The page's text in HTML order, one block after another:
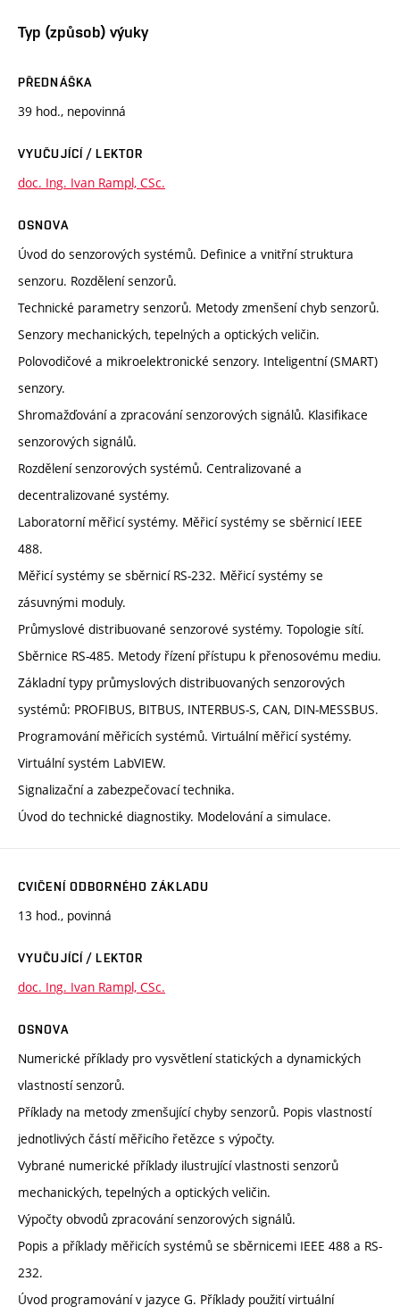
Typ (způsob) výuky
PŘEDNÁŠKA
39 hod., nepovinná
VYUČUJÍCÍ / LEKTOR
doc. Ing. Ivan Rampl, CSc.
OSNOVA
Úvod do senzorových systémů. Definice a vnitřní struktura
senzoru. Rozdělení senzorů.
Technické parametry senzorů. Metody zmenšení chyb senzorů.
Senzory mechanických, tepelných a optických veličin.
Polovodičové a mikroelektronické senzory. Inteligentní (SMART)
senzory.
Shromažďování a zpracování senzorových signálů. Klasifikace
senzorových signálů.
Rozdělení senzorových systémů. Centralizované a
decentralizované systémy.
Laboratorní měřicí systémy. Měřicí systémy se sběrnicí IEEE
488.
Měřicí systémy se sběrnicí RS-232. Měřicí systémy se
zásuvnými moduly.
Průmyslové distribuované senzorové systémy. Topologie sítí.
Sběrnice RS-485. Metody řízení přístupu k přenosovému mediu.
Základní typy průmyslových distribuovaných senzorových
systémů: PROFIBUS, BITBUS, INTERBUS-S, CAN, DIN-MESSBUS.
Programování měřicích systémů. Virtuální měřicí systémy.
Virtuální systém LabVIEW.
Signalizační a zabezpečovací technika.
Úvod do technické diagnostiky. Modelování a simulace.
CVIČENÍ ODBORNÉHO ZÁKLADU
13 hod., povinná
VYUČUJÍCÍ / LEKTOR
doc. Ing. Ivan Rampl, CSc.
OSNOVA
Numerické příklady pro vysvětlení statických a dynamických
vlastností senzorů.
Příklady na metody zmenšující chyby senzorů. Popis vlastností
jednotlivých částí měřicího řetězce s výpočty.
Vybrané numerické příklady ilustrující vlastnosti senzorů
mechanických, tepelných a optických veličin.
Výpočty obvodů zpracování senzorových signálů.
Popis a příklady měřicích systémů se sběrnicemi IEEE 488 a RS-
232.
Úvod programování v jazyce G. Příklady použití virtuální